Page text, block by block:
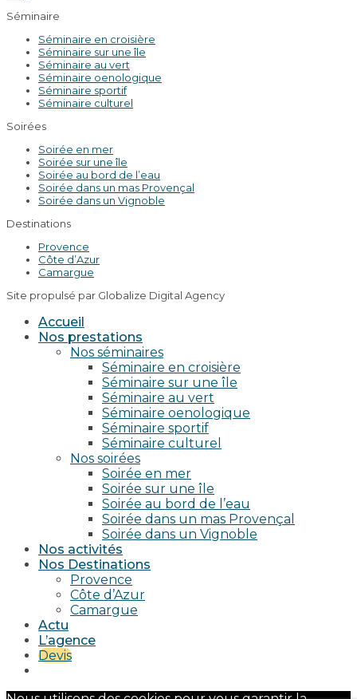
Séminaire
Séminaire en croisière
Séminaire sur une île
Séminaire au vert
Séminaire oenologique
Séminaire sportif
Séminaire culturel
Soirées
Soirée en mer
Soirée sur une île
Soirée au bord de l’eau
Soirée dans un mas Provençal
Soirée dans un Vignoble
Destinations
Provence
Côte d’Azur
Camargue
Site propulsé par Globalize Digital Agency
Accueil
Nos prestations
Nos séminaires
Séminaire en croisière
Séminaire sur une île
Séminaire au vert
Séminaire oenologique
Séminaire sportif
Séminaire culturel
Nos soirées
Soirée en mer
Soirée sur une île
Soirée au bord de l’eau
Soirée dans un mas Provençal
Soirée dans un Vignoble
Nos activités
Nos Destinations
Provence
Côte d’Azur
Camargue
Actu
L’agence
Devis